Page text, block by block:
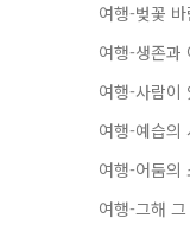
여행-벚꽃
여행-생존과
여행-사람
여행-예습
여행-어둠
여행-그해